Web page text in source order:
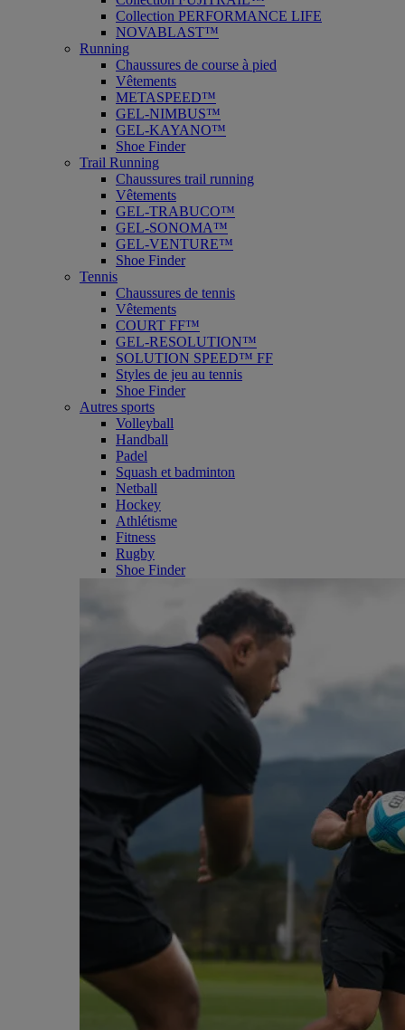
Collection PERFORMANCE LIFE
NOVABLAST™
Running
Chaussures de course à pied
Vêtements
METASPEED™
GEL-NIMBUS™
GEL-KAYANO™
Shoe Finder
Trail Running
Chaussures trail running
Vêtements
GEL-TRABUCO™
GEL-SONOMA™
GEL-VENTURE™
Shoe Finder
Tennis
Chaussures de tennis
Vêtements
COURT FF™
GEL-RESOLUTION™
SOLUTION SPEED™ FF
Styles de jeu au tennis
Shoe Finder
Autres sports
Volleyball
Handball
Padel
Squash et badminton
Netball
Hockey
Athlétisme
Fitness
Rugby
Shoe Finder